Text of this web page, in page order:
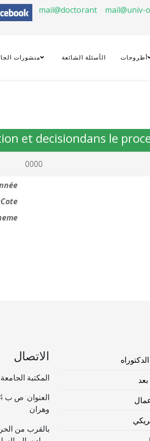
mail@doctorant mail@univ-
أطروحات الأسئلة الشائعة منشورات
et decisiondans le
0000
:
Cote:
الاتصال
المكتبة
وهران
بالقرب من